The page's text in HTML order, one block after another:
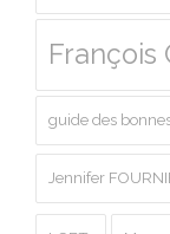
François
guide des
Jennifer